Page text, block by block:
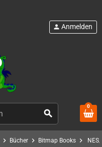
search
person Anmelden
0
chevron_right Bücher chevron_right Bitmap Books chevron_right